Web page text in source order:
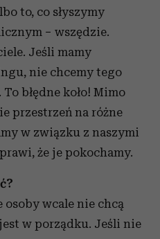
to, co słyszymy
− wszędzie.
Jeśli mamy
nie chcemy tego
błędne koło! Mimo
przestrzeń na różne
w związku z naszymi
że je pokochamy.
wcale nie chcą
w porządku. Jeśli nie